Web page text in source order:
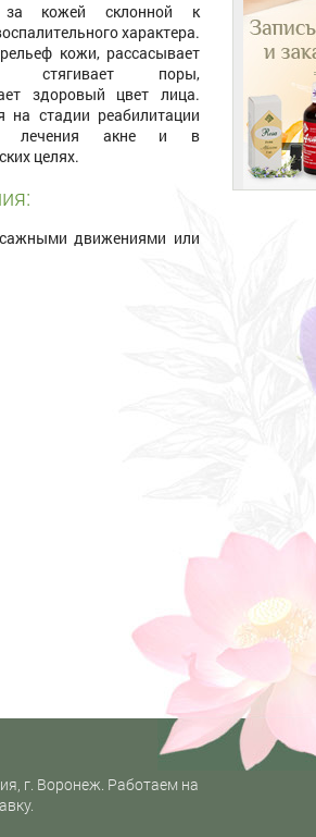
кожей склонной к
характера.
кожи, рассасывает
стягивает поры,
здоровый цвет лица.
на стадии реабилитации
лечения акне и в
целях.
движениями или
г. Воронеж. Работаем на